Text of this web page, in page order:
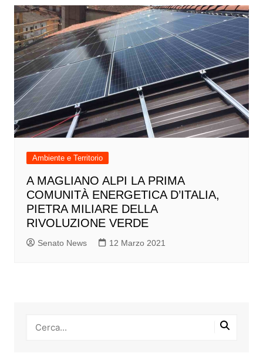
Ambiente e Territorio
A MAGLIANO ALPI LA PRIMA
COMUNITÀ ENERGETICA D’ITALIA,
PIETRA MILIARE DELLA
RIVOLUZIONE VERDE
Senato News 12 Marzo 2021